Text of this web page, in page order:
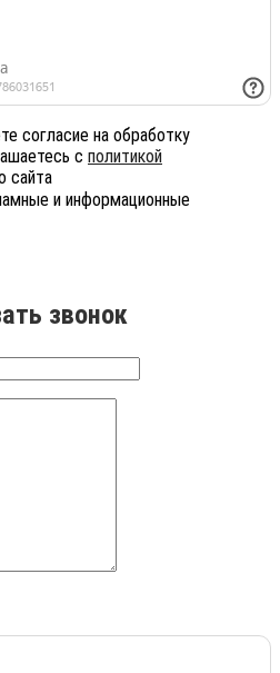
согласие на обработку
с политикой
сайта
и информационные
звонок